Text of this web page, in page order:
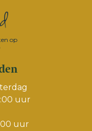
op
uur
uur